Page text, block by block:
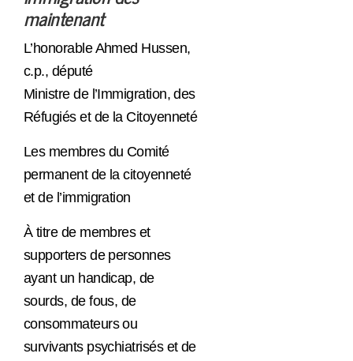
maintenant
L’honorable Ahmed Hussen,
c.p., député
Ministre de l’Immigration, des
Réfugiés et de la Citoyenneté
Les membres du Comité
permanent de la citoyenneté
et de l’immigration
À titre de membres et
supporters de personnes
ayant un handicap, de
sourds, de fous, de
consommateurs ou
survivants psychiatrisés et de